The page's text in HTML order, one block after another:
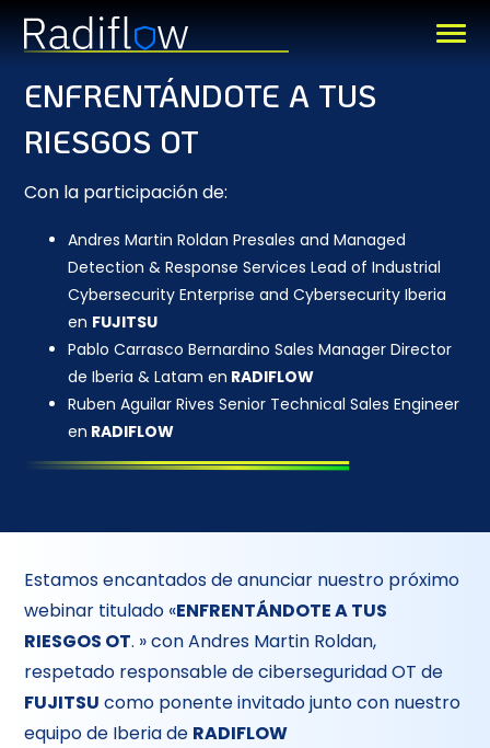
ENFRENTÁNDOTE A TUS
RIESGOS OT
Con la participación de:
Andres Martin Roldan Presales and Managed
Detection & Response Services Lead of Industrial
Cybersecurity Enterprise and Cybersecurity Iberia
en FUJITSU
Pablo Carrasco Bernardino Sales Manager Director
de Iberia & Latam en RADIFLOW
Ruben Aguilar Rives Senior Technical Sales Engineer
en RADIFLOW
Estamos encantados de anunciar nuestro próximo
webinar titulado «ENFRENTÁNDOTE A TUS
RIESGOS OT. » con Andres Martin Roldan,
respetado responsable de ciberseguridad OT de
FUJITSU como ponente invitado junto con nuestro
equipo de Iberia de RADIFLOW